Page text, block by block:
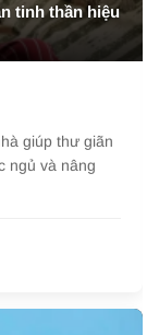
tinh thần hiệu
giúp thư giãn
ngủ và nâng